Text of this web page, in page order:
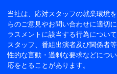
当社は、応対スタッフの就業環境
らのご意見やお問い合わせに適切に
ラスメントに該当する行為につい
スタッフ、番組出演者及び関係者
性的な言動・過剰な要求などにつ
応をとることがあります。